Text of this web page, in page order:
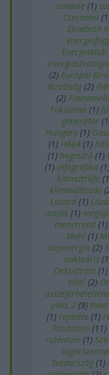
candole (1)
Csernobil (1
Elisabeth
Energiaklub
(2) Európai
Bizottság (2)
(2)
Fukusima (1)
generátor (1
Hungary (1)
(1) HAEA (1)
(1) hegesztő (1)
(1) infografika (1)
katasztrófa (1
klímaváltozás (
Lazard (1)
majak (1)
menetrend (1)
Mohi (1)
napenergia (2)
nukleáris (1
Oekostrom (1)
hitel (2)
paks 2 (9)
(1) repedés (1)
Roszatom (11)
ruténium (1)
Svédország (1)